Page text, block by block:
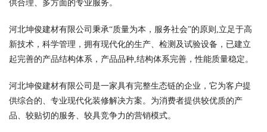
供合理、多方面的专业服务。
河北坤俊建材有限公司秉承“质量为本，服务社会”的原则,立足于高
新技术，科学管理，拥有现代化的生产、检测及试验设备，已建立
起完善的产品结构体系，产品品种,结构体系完善，性能质量稳定。
河北坤俊建材有限公司是一家具有完整生态链的企业，它为客户提
供综合的、专业现代化装修解决方案。为消费者提供较优质的产
品、较贴切的服务、较具竞争力的营销模式。